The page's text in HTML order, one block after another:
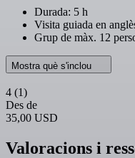
Durada: 5 h
Visita guiada en
Grup de màx. 12
Mostra què s'inclou
4 (1)
Des de
35,00 USD
Valoracions i